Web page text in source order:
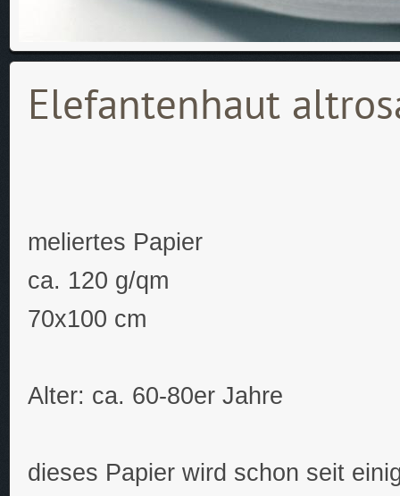
Elefantenhaut
meliertes Papier
ca. 120 g/qm
70x100 cm
Alter: ca. 60-80er Jahre
dieses Papier wird schon seit